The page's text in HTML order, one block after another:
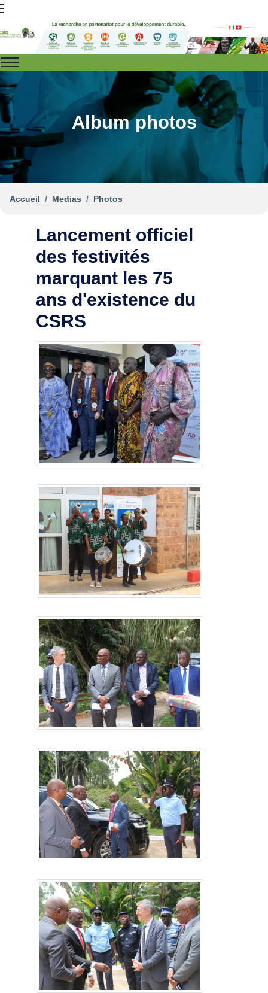
Album photos
Accueil Medias Photos
Lancement officiel
des festivités
marquant les 75
ans d'existence du
CSRS